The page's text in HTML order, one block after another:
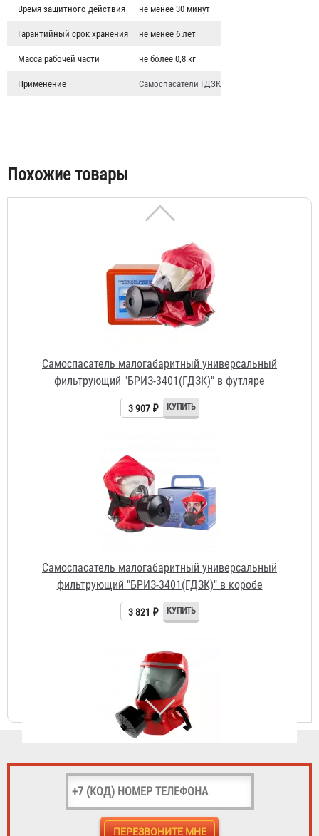
Время защитного действия не менее 30 минут
Гарантийный срок хранения не менее 6 лет
Масса рабочей части не более 0,8 кг
Применение Самоспасатели ГДЗК
Похожие товары
Самоспасатель малогабаритный универсальный
фильтрующий "БРИЗ-3401(ГДЗК)" в сумке
3 993 ₽
Самоспасатель малогабаритный универсальный
фильтрующий "БРИЗ-3401(ГДЗК)" в футляре
3 907 ₽
фильтрующий "БРИЗ-3401(ГДЗК)" в коробе
3 821 ₽
Самоспасатель фильтрующий ГДЗК «ГАРАНТ-1»
Договорная